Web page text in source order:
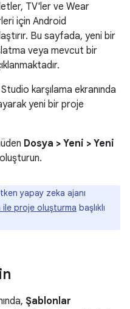
TV'ler ve Wear
için Android
Bu sayfada, yeni bir
veya mevcut bir
karşılama ekranında
yeni bir proje
Dosya > Yeni > Yeni
yapay zeka ajanı
ile proje oluşturma başlıklı
Şablonlar